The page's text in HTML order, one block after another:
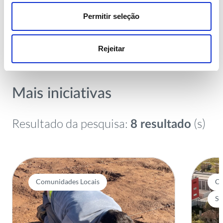
Permitir seleção
Rejeitar
Mais iniciativas
Resultado da pesquisa: 8 resultado (s)
Comunidades Locais